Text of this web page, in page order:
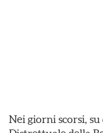
Nei giorni scorsi,